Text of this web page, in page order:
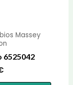
Massey
6525042